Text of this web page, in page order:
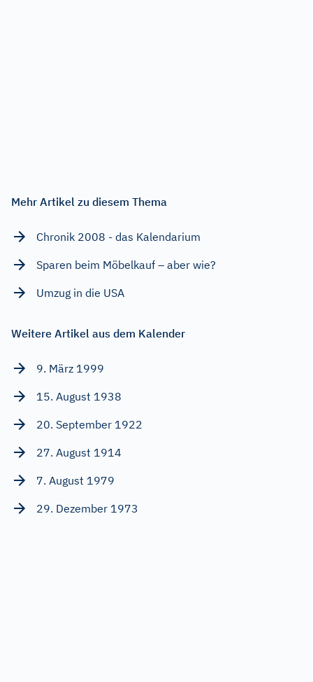
Mehr Artikel zu diesem Thema
Chronik 2008 - das Kalendarium
Sparen beim Möbelkauf – aber wie?
Umzug in die USA
Weitere Artikel aus dem Kalender
9. März 1999
15. August 1938
20. September 1922
27. August 1914
7. August 1979
29. Dezember 1973